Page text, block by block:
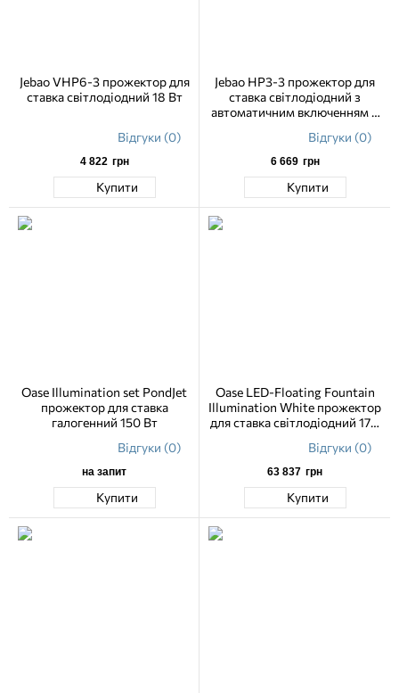
Jebao VHP6-3 прожектор для
ставка світлодіодний 18 Вт
Відгуки (0)
4 822 грн
Купити
Jebao HP3-3 прожектор для
ставка світлодіодний з
автоматичним включенням 9
Відгуки (0)
6 669 грн
Купити
Oase Illumination set PondJet
прожектор для ставка
галогенний 150 Вт
Відгуки (0)
на запит
Купити
Oase LED-Floating Fountain
Illumination White прожектор
для ставка світлодіодний 17.4
Відгуки (0)
63 837 грн
Купити